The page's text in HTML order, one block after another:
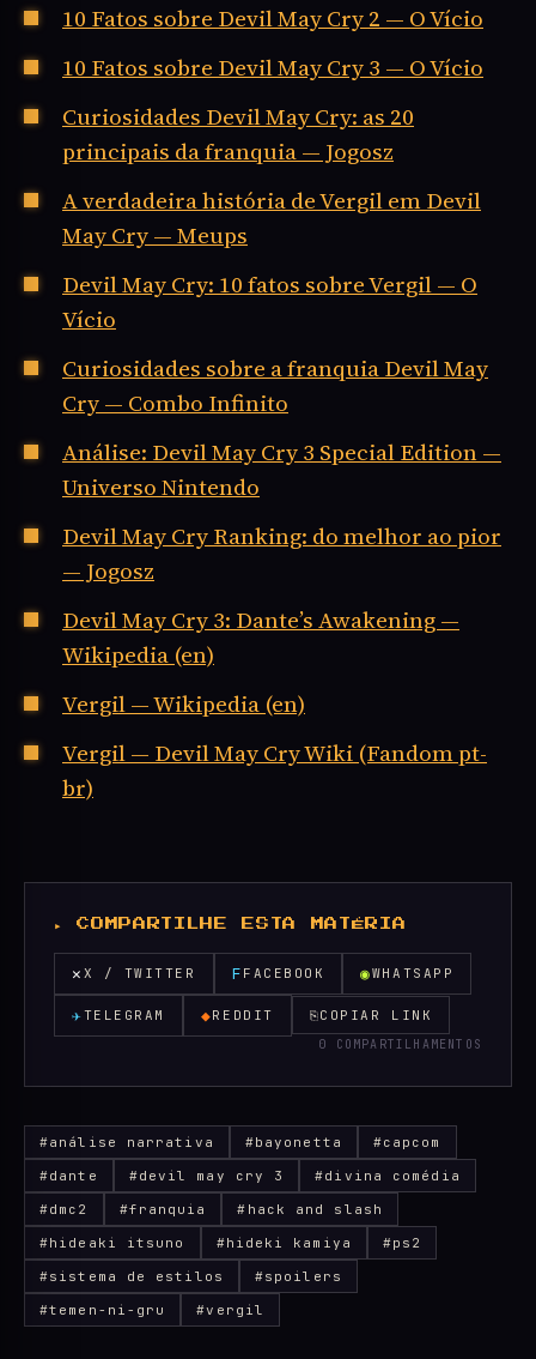
10 Fatos sobre Devil May Cry 2 — O Vício
10 Fatos sobre Devil May Cry 3 — O Vício
Curiosidades Devil May Cry: as 20
principais da franquia — Jogosz
A verdadeira história de Vergil em Devil
May Cry — Meups
Devil May Cry: 10 fatos sobre Vergil — O
Vício
Curiosidades sobre a franquia Devil May
Cry — Combo Infinito
Análise: Devil May Cry 3 Special Edition —
Universo Nintendo
Devil May Cry Ranking: do melhor ao pior
— Jogosz
Devil May Cry 3: Dante’s Awakening —
Wikipedia (en)
Vergil — Wikipedia (en)
Vergil — Devil May Cry Wiki (Fandom pt-
br)
▸ COMPARTILHE ESTA MATÉRIA
✕ X / TWITTER F FACEBOOK ◉WHATSAPP
✈TELEGRAM ◆REDDIT ⎘COPIAR LINK
0 COMPARTILHAMENTOS
#análise narrativa #bayonetta
#capcom
#dante
#devil may cry 3
#divina comédia
#dmc2
#franquia
#hack and slash
#hideaki itsuno
#hideki kamiya
#ps2
#sistema de estilos
#spoilers
#temen-ni-gru
#vergil